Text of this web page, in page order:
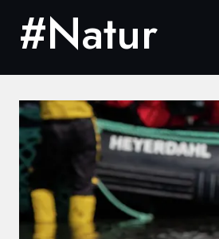
Sverige
Storbritannien
Tyskland
Schweiz
Frankrike
Sverige
#Natur